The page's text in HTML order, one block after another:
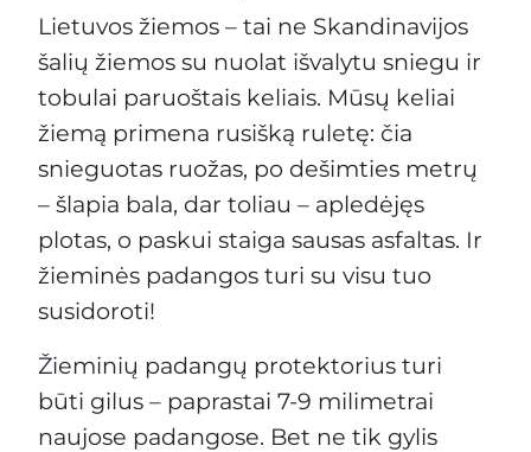
Lietuvos žiemos – tai ne Skandinavijos
šalių žiemos su nuolat išvalytu sniegu ir
tobulai paruoštais keliais. Mūsų keliai
žiemą primena rusišką ruletę: čia
snieguotas ruožas, po dešimties metrų
– šlapia bala, dar toliau – apledėjęs
plotas, o paskui staiga sausas asfaltas. Ir
žieminės padangos turi su visu tuo
susidoroti!
Žieminių padangų protektorius turi
būti gilus – paprastai 7-9 milimetrai
naujose padangose. Bet ne tik gylis